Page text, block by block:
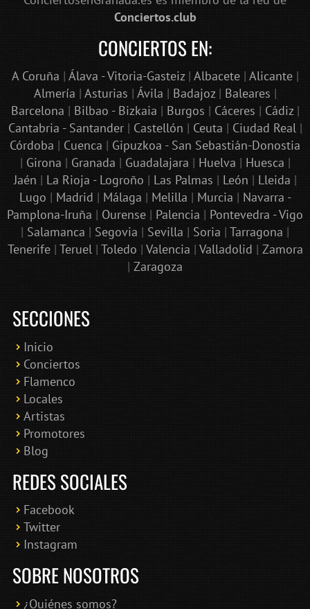
Conciertos.club
CONCIERTOS EN:
A Coruña | Álava - Vitoria-Gasteiz| Albacete| Alicante|
Almería | Asturias | Ávila | Badajoz| Baleares |
Barcelona | Bilbao - Bizkaia | Burgos | Cáceres | Cádiz|
Cantabria - Santander| Castellón | Ceuta | Ciudad Real|
Córdoba | Cuenca | Gipuzkoa - San Sebastián-Donostia
| Girona | Granada | Guadalajara | Huelva | Huesca |
Jaén | La Rioja - Logroño | Las Palmas | León | Lleida |
Lugo | Madrid | Málaga | Melilla | Murcia | Navarra -
Pamplona-Iruña | Ourense | Palencia | Pontevedra - Vigo
| Salamanca | Segovia | Sevilla | Soria | Tarragona |
Tenerife| Teruel| Toledo | Valencia | Valladolid | Zamora
| Zaragoza
SECCIONES
Inicio
Conciertos
Flamenco
Locales
Artistas
Promotores
Blog
REDES SOCIALES
Facebook
Twitter
Instagram
SOBRE NOSOTROS
¿Quiénes somos?